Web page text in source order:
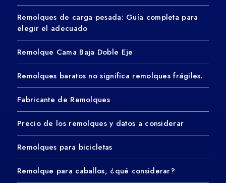
Remolques de carga pesada: Guía completa para
elegir el adecuado
Remolque Cama Baja Doble Eje
Remolques baratos no significa remolques frágiles.
Fabricante de Remolques
Precio de los remolques y datos a considerar
Remolques para bicicletas
Remolque para caballos, ¿qué considerar?